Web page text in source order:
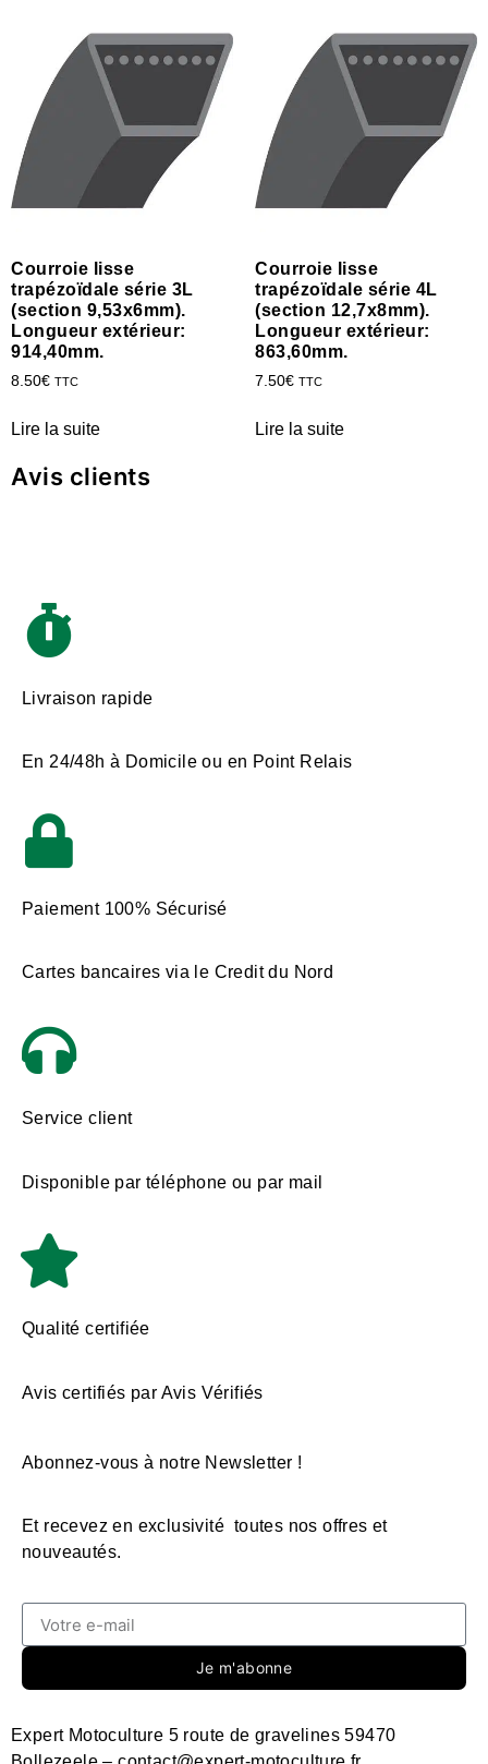
Courroie lisse
trapézoïdale série 3L
(section 9,53x6mm).
Longueur extérieur:
914,40mm.
8.50€ TTC
Lire la suite
Courroie lisse
trapézoïdale série 4L
(section 12,7x8mm).
Longueur extérieur:
863,60mm.
7.50€ TTC
Lire la suite
Avis clients
Livraison rapide
En 24/48h à Domicile ou en Point Relais
Paiement 100% Sécurisé
Cartes bancaires via le Credit du Nord
Service client
Disponible par téléphone ou par mail
Qualité certifiée
Avis certifiés par Avis Vérifiés
Abonnez-vous à notre Newsletter !
Et recevez en exclusivité toutes nos offres et
nouveautés.
Je m'abonne
Expert Motoculture 5 route de gravelines 59470